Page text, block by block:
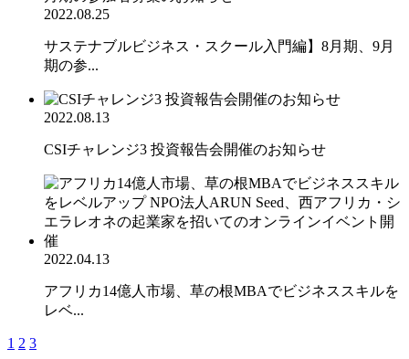
2022.08.25
サステナブルビジネス・スクール入門編】8月期、9月
期の参...
2022.08.13
CSIチャレンジ3 投資報告会開催のお知らせ
2022.04.13
アフリカ14億人市場、草の根MBAでビジネススキルを
レベ...
1 2 3